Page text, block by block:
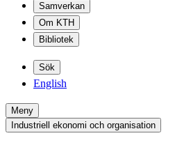
Samverkan
Om KTH
Bibliotek
Sök
English
Meny
Industriell ekonomi och organisation